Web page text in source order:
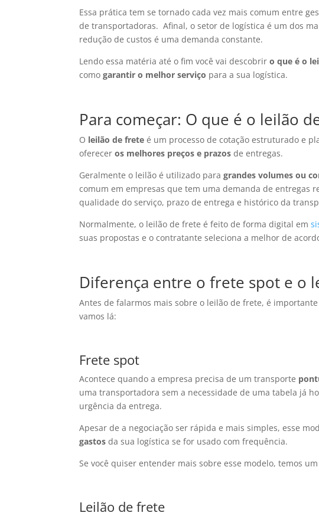
Essa prática tem se tornado cada vez mais comum entre
de transportadoras. Afinal, o setor de logística é um dos
redução de custos é uma demanda constante.
Lendo essa matéria até o fim você vai descobriro que é o
comogarantir o melhor serviço para a sua logística.
Para começar: O que é o leilão
O leilão de frete é um processo de cotação estruturado e
ofereceros melhores preços e prazos de entregas.
Geralmente o leilão é utilizado paragrandes volumes ou
comum em empresas que tem uma demanda de entregas
qualidade do serviço, prazo de entrega e histórico da
Normalmente, o leilão de frete é feito de forma digital em
suas propostas e o contratante seleciona a melhor de
Diferença entre o frete spot e o
Antes de falarmos mais sobre o leilão de frete, é
vamos lá:
Frete spot
Acontece quando a empresa precisa de um transporte
uma transportadora sem a necessidade de uma tabela já
urgência da entrega.
Apesar de a negociação ser rápida e mais simples, esse
gastosda sua logística se for usado com frequência.
Se você quiser entender mais sobre esse modelo, temos
Leilão de frete